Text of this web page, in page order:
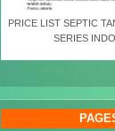
PRICE LIST SEPTIC
SERIES